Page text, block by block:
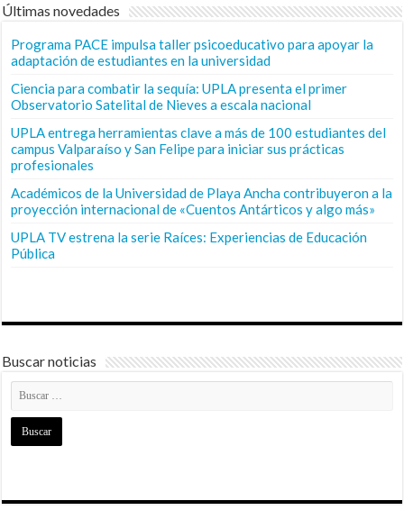
Últimas novedades
Programa PACE impulsa taller psicoeducativo para apoyar la
adaptación de estudiantes en la universidad
Ciencia para combatir la sequía: UPLA presenta el primer
Observatorio Satelital de Nieves a escala nacional
UPLA entrega herramientas clave a más de 100 estudiantes del
campus Valparaíso y San Felipe para iniciar sus prácticas
profesionales
Académicos de la Universidad de Playa Ancha contribuyeron a la
proyección internacional de «Cuentos Antárticos y algo más»
UPLA TV estrena la serie Raíces: Experiencias de Educación
Pública
Buscar noticias